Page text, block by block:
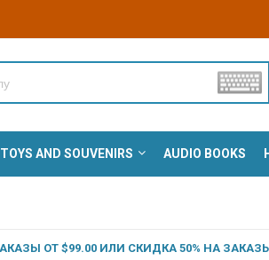
TOYS AND SOUVENIRS AUDIO BOOKS
ОТ $99.00 ИЛИ СКИДКА 50% НА ЗАКАЗЫ